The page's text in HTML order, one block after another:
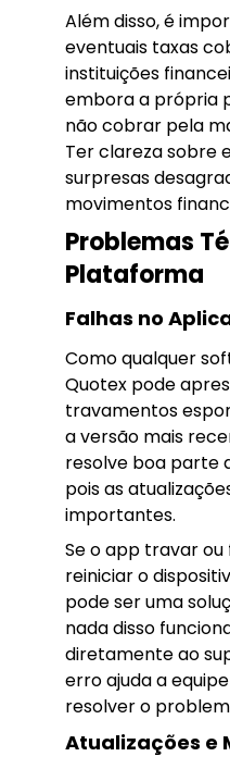
Além disso, é
eventuais taxas
instituições
embora a própria
não cobrar pela
Ter clareza sobre
surpresas
movimentos
Problemas
Plataforma
Falhas no
Como qualquer
Quotex pode
travamentos
a versão mais
resolve boa parte
pois as
importantes.
Se o app travar ou
reiniciar o
pode ser uma
nada disso
diretamente ao
erro ajuda a
resolver o
Atualizações e